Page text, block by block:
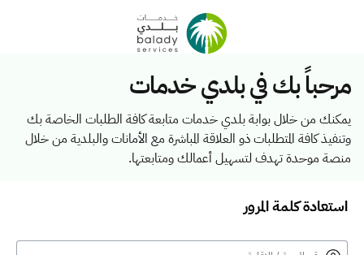
مرحباً بك في بلدي خدمات
يمكنك من خلال بوابة بلدي خدمات متابعة كافة الطلبات الخاصة بك
وتنفيذ كافة المتطلبات ذو العلاقة المباشرة مع الأمانات والبلدية من خلال
منصة موحدة تهدف لتسهيل أعمالك ومتابعتها.
استعادة كلمة المرور